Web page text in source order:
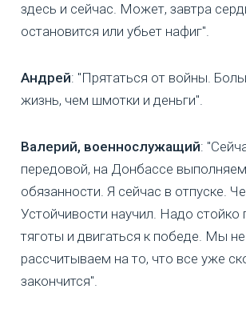
здесь и сейчас. Может, завтра
остановится или убьет нафиг".
Андрей: "Прятаться от войны.
жизнь, чем шмотки и деньги".
Валерий, военнослужащий:
передовой, на Донбассе
обязанности. Я сейчас в отпуске.
Устойчивости научил. Надо стойко
тяготы и двигаться к победе. Мы не
рассчитываем на то, что все уже
закончится".